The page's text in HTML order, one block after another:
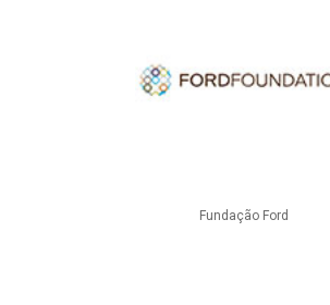
Fundação Ford